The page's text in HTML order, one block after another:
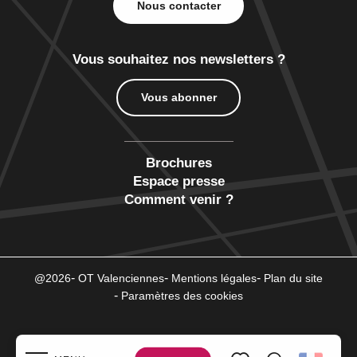
Nous contacter
Vous souhaitez nos newsletters ?
Vous abonner
Brochures
Espace presse
Comment venir ?
@2026 OT Valenciennes Mentions légales
Plan du site
Paramètres des cookies